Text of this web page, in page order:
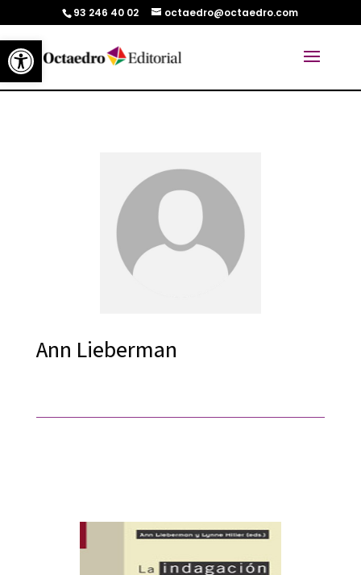
Abrir barra de herramientas
93 246 40 02 octaedro@octaedro.com
Ann Lieberman